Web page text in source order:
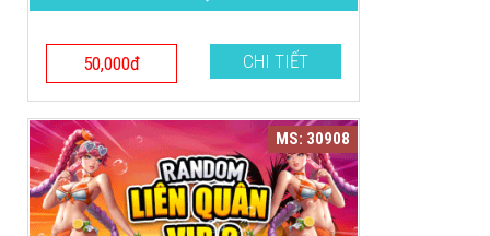
50,000đ CHI TIẾT
MS: 30908